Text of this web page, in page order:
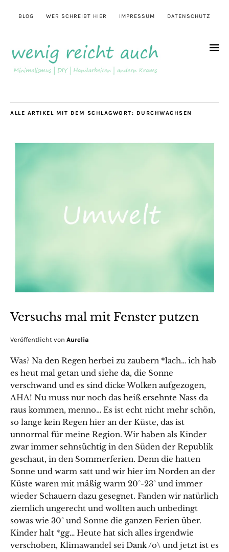
BLOG WER SCHREIBT HIER IMPRESSUM DATENSCHUTZ
ALLE ARTIKEL MIT DEM SCHLAGWORT: DURCHWACHSEN
Versuchs mal mit Fenster putzen
Veröffentlicht von Aurelia
Was? Na den Regen herbei zu zaubern *lach… ich hab
es heut mal getan und siehe da, die Sonne
verschwand und es sind dicke Wolken aufgezogen,
AHA! Nu muss nur noch das heiß ersehnte Nass da
raus kommen, menno… Es ist echt nicht mehr schön,
so lange kein Regen hier an der Küste, das ist
unnormal für meine Region. Wir haben als Kinder
zwar immer sehnsüchtig in den Süden der Republik
geschaut, in den Sommerferien. Denn die hatten
Sonne und warm satt und wir hier im Norden an der
Küste waren mit mäßig warm 20°-23° und immer
wieder Schauern dazu gesegnet. Fanden wir natürlich
ziemlich ungerecht und wollten auch unbedingt
sowas wie 30° und Sonne die ganzen Ferien über.
Kinder halt *gg… Heute hat sich alles irgendwie
verschoben, Klimawandel sei Dank /o\ und jetzt ist es